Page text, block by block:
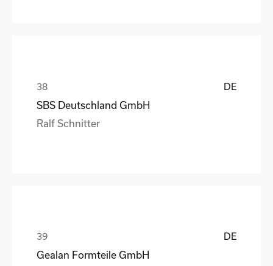
DE
SBS Deutschland GmbH
Ralf Schnitter
DE
Gealan Formteile GmbH